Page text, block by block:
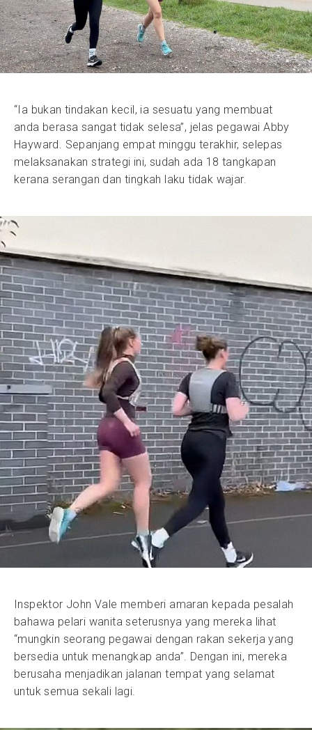
“Ia bukan tindakan kecil, ia sesuatu yang membuat
anda berasa sangat tidak selesa”, jelas pegawai Abby
Hayward. Sepanjang empat minggu terakhir, selepas
melaksanakan strategi ini, sudah ada 18 tangkapan
kerana serangan dan tingkah laku tidak wajar.
Inspektor John Vale memberi amaran kepada pesalah
bahawa pelari wanita seterusnya yang mereka lihat
“mungkin seorang pegawai dengan rakan sekerja yang
bersedia untuk menangkap anda”. Dengan ini, mereka
berusaha menjadikan jalanan tempat yang selamat
untuk semua sekali lagi.